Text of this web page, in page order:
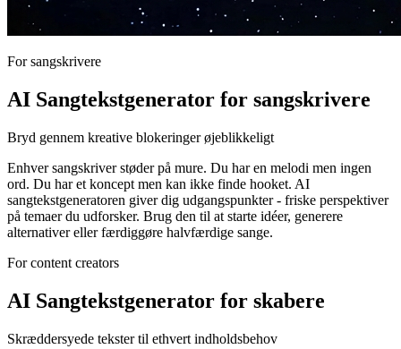
For sangskrivere
AI Sangtekstgenerator for sangskrivere
Bryd gennem kreative blokeringer øjeblikkeligt
Enhver sangskriver støder på mure. Du har en melodi men ingen
ord. Du har et koncept men kan ikke finde hooket. AI
sangtekstgeneratoren giver dig udgangspunkter - friske perspektiver
på temaer du udforsker. Brug den til at starte idéer, generere
alternativer eller færdiggøre halvfærdige sange.
For content creators
AI Sangtekstgenerator for skabere
Skræddersyede tekster til ethvert indholdsbehov